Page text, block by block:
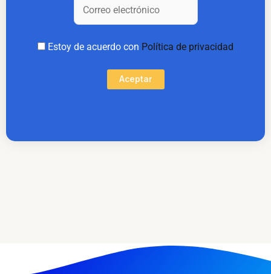
Estoy de acuerdo con Política de privacidad
Aceptar